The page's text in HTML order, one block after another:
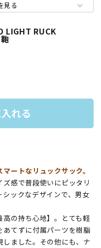
見る
LIGHT RUCK
れる
ートなリュックサック。
感で普段使いにピッタリ
ックなデザインで、男女
の持ち心地】。とても軽
てずに付属パーツを樹脂
ました。その他にも、ナ